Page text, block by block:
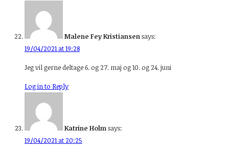
Malene Fey Kristiansensays:
19/04/2021 at 19:28
Jeg vil gerne deltage 6. og 27. maj og 10. og 24. juni
Log in to Reply
Katrine Holmsays:
19/04/2021 at 20:25